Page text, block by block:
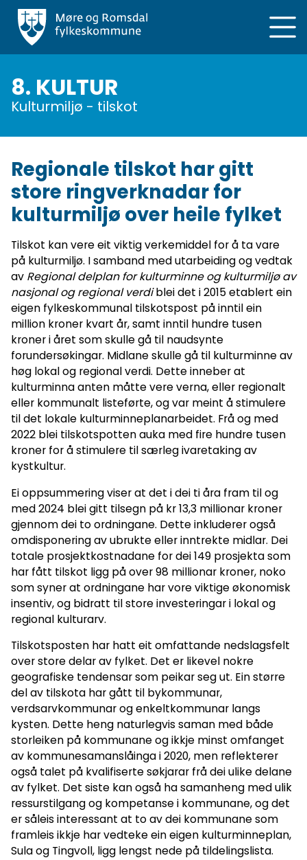
Hopp
hovedinnhold
8. KULTUR
Kulturmiljø - tilskot
Regionale tilskot har gitt
store ringverknadar for
kulturmiljø over heile fylket
Tilskot kan vere eit viktig verkemiddel for å ta vare
på kulturmiljø. I samband med utarbeiding og vedtak
av Regional delplan for kulturminne og kulturmiljø av
nasjonal og regional verdiblei det i 2015 etablert ein
eigen fylkeskommunal tilskotspost på inntil ein
million kroner kvart år, samt inntil hundre tusen
kroner i året som skulle gå til naudsynte
forundersøkingar. Midlane skulle gå til kulturminne av
høg lokal og regional verdi. Dette inneber at
kulturminna anten måtte vere verna, eller regionalt
eller kommunalt listeførte, og var meint å stimulere
til det lokale kulturminneplanarbeidet. Frå og med
2022 blei tilskotspotten auka med fire hundre tusen
kroner for å stimulere til særleg ivaretaking av
kystkultur.
Ei oppsummering viser at det i dei ti åra fram til og
med 2024 blei gitt tilsegn på kr 13,3 millionar kroner
gjennom dei to ordningane. Dette inkluderer også
omdisponering av ubrukte eller inntrekte midlar. Dei
totale prosjektkostnadane for dei 149 prosjekta som
har fått tilskot ligg på over 98 millionar kroner, noko
som syner at ordningane har vore viktige økonomisk
insentiv, og bidratt til store investeringar i lokal og
regional kulturarv.
Tilskotsposten har hatt eit omfattande nedslagsfelt
over store delar av fylket. Det er likevel nokre
geografiske tendensar som peikar seg ut. Ein større
del av tilskota har gått til bykommunar,
verdsarvkommunar og enkeltkommunar langs
kysten. Dette heng naturlegvis saman med både
storleiken på kommunane og ikkje minst omfanget
av kommunesamanslåinga i 2020, men reflekterer
også talet på kvalifiserte søkjarar frå dei ulike delane
av fylket. Det siste kan også ha samanheng med ulik
ressurstilgang og kompetanse i kommunane, og det
er såleis interessant at to av dei kommunane som
framleis ikkje har vedteke ein eigen kulturminneplan,
Sula og Tingvoll, ligg lengst nede på tildelingslista.